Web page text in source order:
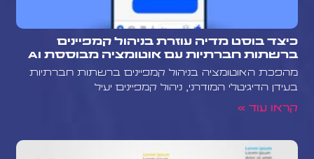
כיצד בוסט מדיה עוזרת בניהול קמפיינים
ברשתות חברתיות עם אוטומציה מבוססת AI
מהפכת האוטומציה בניהול קמפיינים ברשתות חברתיות
בעידן הדיגיטלי המודרני, ניהול קמפיינים יעיל
קראו עוד »